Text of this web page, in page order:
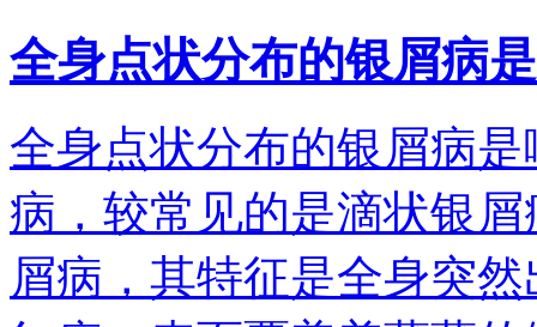
全身点状分布的银屑病
全身点状分布的银屑病
病，较常见的是滴状银
屑病，其特征是全身突